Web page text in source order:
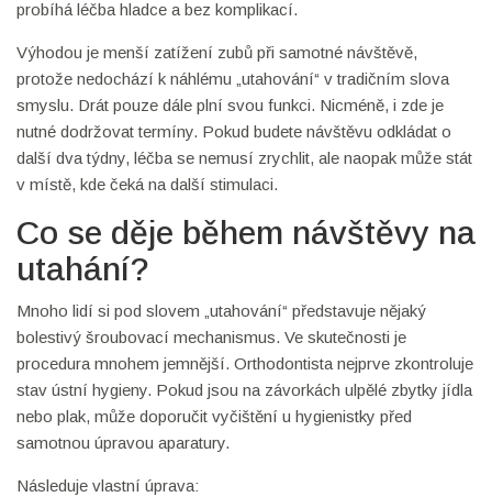
probíhá léčba hladce a bez komplikací.
Výhodou je menší zatížení zubů při samotné návštěvě,
protože nedochází k náhlému „utahování“ v tradičním slova
smyslu. Drát pouze dále plní svou funkci. Nicméně, i zde je
nutné dodržovat termíny. Pokud budete návštěvu odkládat o
další dva týdny, léčba se nemusí zrychlit, ale naopak může stát
v místě, kde čeká na další stimulaci.
Co se děje během návštěvy na
utahání?
Mnoho lidí si pod slovem „utahování“ představuje nějaký
bolestivý šroubovací mechanismus. Ve skutečnosti je
procedura mnohem jemnější. Orthodontista nejprve zkontroluje
stav ústní hygieny. Pokud jsou na závorkách ulpělé zbytky jídla
nebo plak, může doporučit vyčištění u hygienistky před
samotnou úpravou aparatury.
Následuje vlastní úprava: